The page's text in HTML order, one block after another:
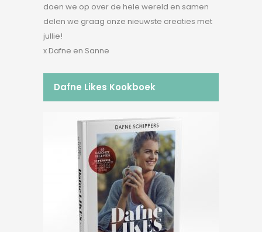
doen we op over de hele wereld en samen
delen we graag onze nieuwste creaties met
jullie!
x Dafne en Sanne
Dafne Likes Kookboek